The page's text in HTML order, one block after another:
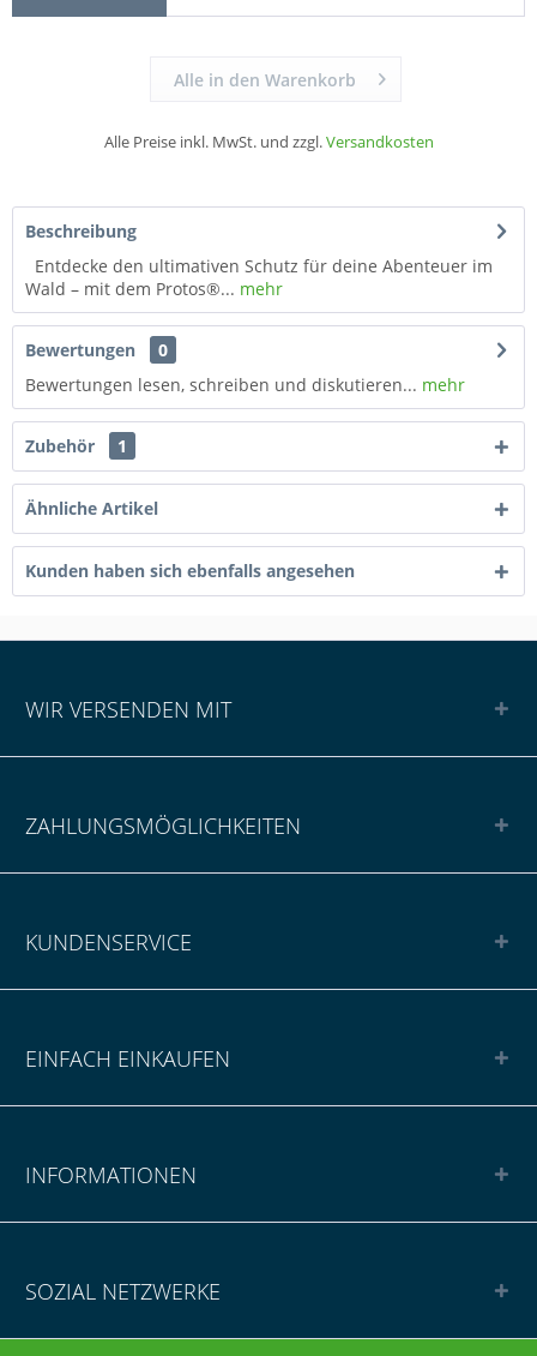
Alle Preise inkl. MwSt. und zzgl.Versandkosten
Alle in den Warenkorb
Beschreibung
Entdecke den ultimativen Schutz für deine Abenteuer im
Wald – mit dem Protos®... mehr
Bewertungen
0
Bewertungen lesen, schreiben und diskutieren... mehr
Zubehör 1
Ähnliche Artikel
Kunden haben sich ebenfalls angesehen
WIR VERSENDEN MIT
ZAHLUNGSMÖGLICHKEITEN
KUNDENSERVICE
EINFACH EINKAUFEN
INFORMATIONEN
SOZIAL NETZWERKE